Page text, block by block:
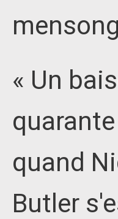
« Un
quand
Butler